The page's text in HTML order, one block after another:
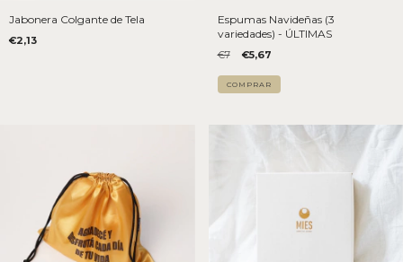
Jabonera Colgante de Tela
€2,13
Espumas Navideñas (3
variedades) - ÚLTIMAS
€7 €5,67
COMPRAR